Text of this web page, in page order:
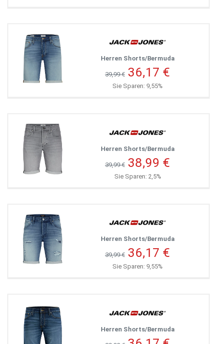
Herren Shorts/Bermuda
39,99 € 36,17 €
Sie Sparen: 9,55%
Herren Shorts/Bermuda
39,99 € 38,99 €
Sie Sparen: 2,5%
Herren Shorts/Bermuda
39,99 € 36,17 €
Sie Sparen: 9,55%
Herren Shorts/Bermuda